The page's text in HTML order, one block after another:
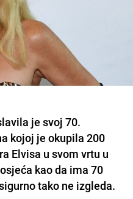
je svoj 70.
kojoj je okupila 200
Elvisa u svom vrtu u
kao da ima 70
tako ne izgleda.